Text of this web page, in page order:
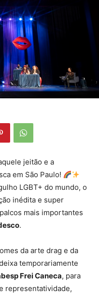
jeitão e a
em São Paulo!
LGBT+ do mundo, o
inédita e super
mais importantes
.
da arte drag e da
temporariamente
Frei Caneca, para
representatividade,